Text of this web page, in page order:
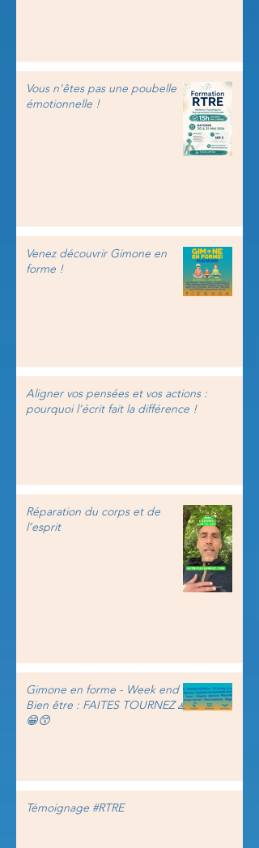
Vous n'êtes pas une poubelle
émotionnelle !
Venez découvrir Gimone en
forme !
Aligner vos pensées et vos actions :
pourquoi l’écrit fait la différence !
Réparation du corps et de
l’esprit
Gimone en forme - Week end
Bien être : FAITES TOURNEZ 🙏
😁😙
Témoignage #RTRE